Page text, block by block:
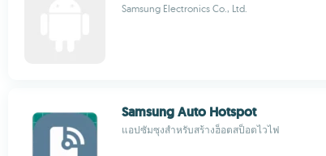
Samsung Electronics Co., Ltd.
Samsung Auto Hotspot
แอปซัมซุงสำหรับสร้างฮ็อตสป็อตไวไฟ